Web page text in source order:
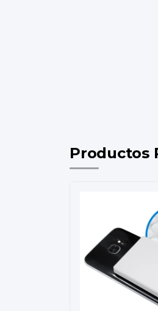
Productos